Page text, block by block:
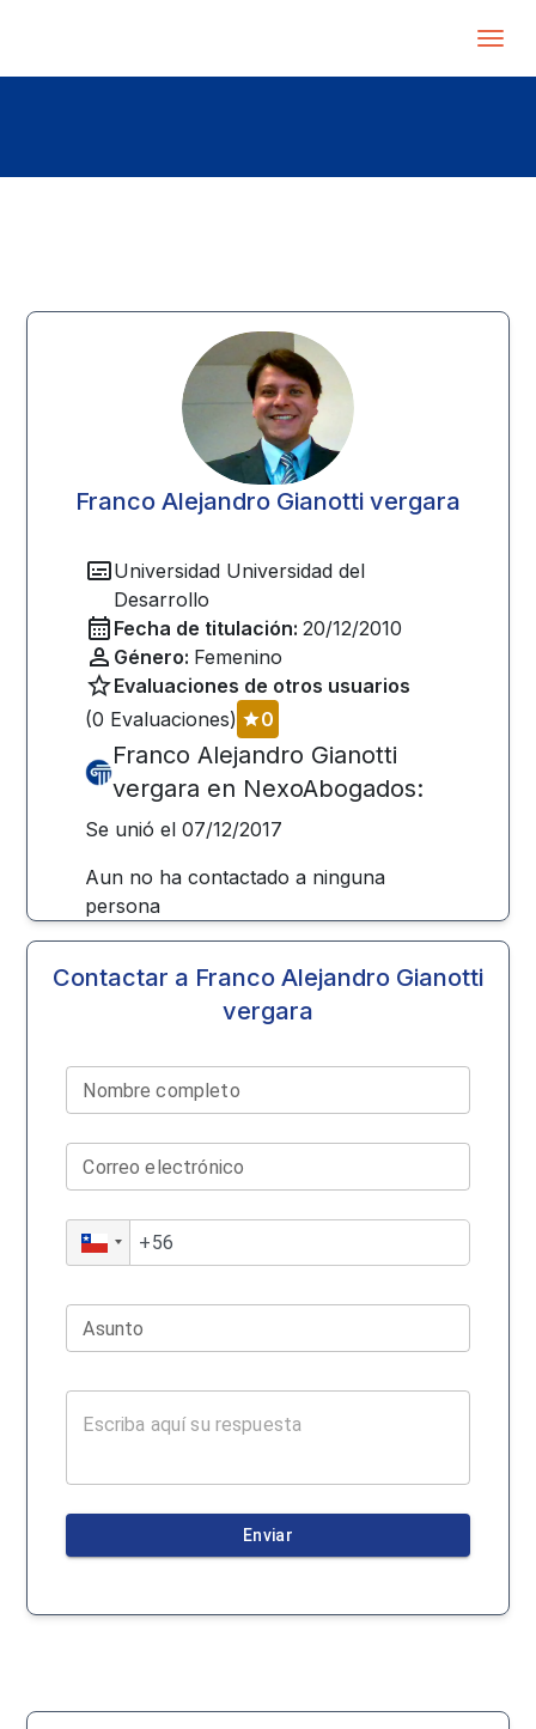
Franco Alejandro Gianotti vergara
Universidad Universidad del
Desarrollo
Fecha de titulación: 20/12/2010
Género: Femenino
Evaluaciones de otros usuarios
(0 Evaluaciones) 0
Franco Alejandro Gianotti
vergara en NexoAbogados:
Se unió el 07/12/2017
Aun no ha contactado a ninguna
persona
Contactar a Franco Alejandro Gianotti
vergara
Nombre completo
Correo electrónico
Asunto
Enviar